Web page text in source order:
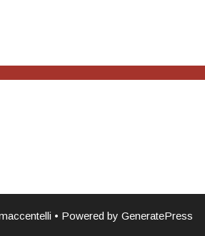
• Powered by GeneratePress